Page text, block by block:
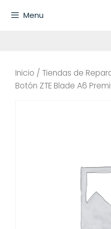
Menu
Inicio / Tiendas de
Botón ZTE Blade A6